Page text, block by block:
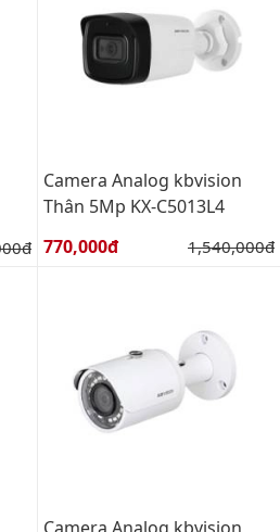
Camera Analog kbvision
Thân 5Mp KX-C5013L4
Giá bán:
770,000đ Giá gốc:
1,540,000đ